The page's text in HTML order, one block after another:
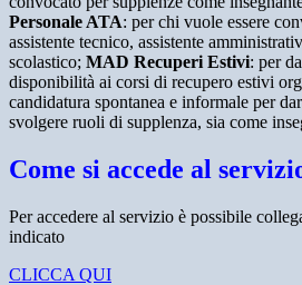
Personale ATA: per chi vuole essere
assistente tecnico, assistente
scolastico; MAD Recuperi Estivi: per
disponibilità ai corsi di recupero estivi
candidatura spontanea e informale per
svolgere ruoli di supplenza, sia come
Come si accede al
Per accedere al servizio è possibile
indicato
CLICCA QUI